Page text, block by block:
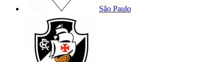
São Paulo